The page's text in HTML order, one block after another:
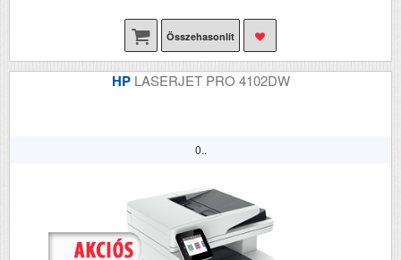
Összehasonlít
HP LASERJET PRO 4102DW
0..